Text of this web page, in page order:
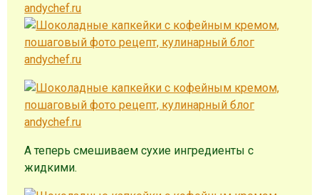
А теперь смешиваем сухие ингредиенты с
жидкими.